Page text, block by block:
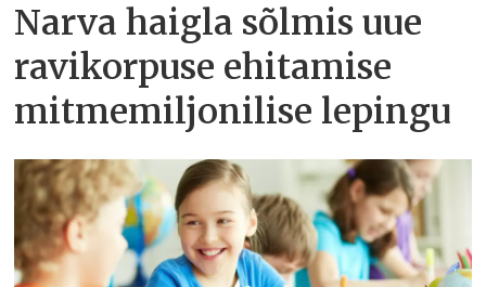
Narva haigla sõlmis uue
ravikorpuse ehitamise
mitmemiljonilise lepingu